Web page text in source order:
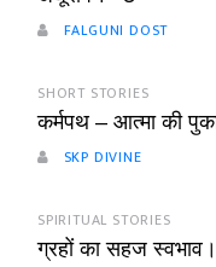
FALGUNI DOST
SHORT STORIES
कर्मपथ – आत्मा की
SKP DIVINE
SPIRITUAL STORIES
ग्रहों का सहज